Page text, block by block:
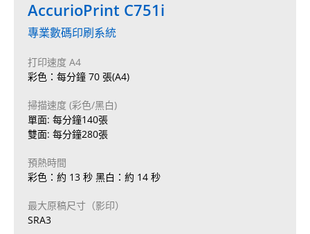
AccurioPrint C751i
專業數碼印刷系統
打印速度 A4
彩色：每分鐘 70 張(A4)
掃描速度 (彩色/黑白)
單面: 每分鐘140張
雙面: 每分鐘280張
預熱時間
彩色：約 13 秒 黑白：約 14 秒
最大原稿尺寸（影印）
SRA3